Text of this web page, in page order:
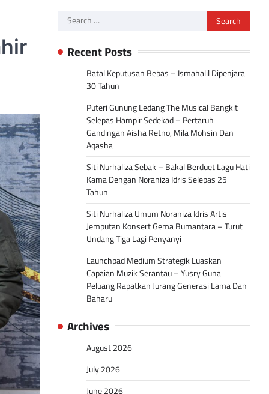
Search
Recent Posts
Batal Keputusan Bebas – Ismahalil Dipenjara
30 Tahun
Puteri Gunung Ledang The Musical Bangkit
Selepas Hampir Sedekad – Pertaruh
Gandingan Aisha Retno, Mila Mohsin Dan
Aqasha
Siti Nurhaliza Sebak – Bakal Berduet Lagu Hati
Kama Dengan Noraniza Idris Selepas 25
Tahun
Siti Nurhaliza Umum Noraniza Idris Artis
Jemputan Konsert Gema Bumantara – Turut
Undang Tiga Lagi Penyanyi
Launchpad Medium Strategik Luaskan
Capaian Muzik Serantau – Yusry Guna
Peluang Rapatkan Jurang Generasi Lama Dan
Baharu
Archives
August 2026
July 2026
June 2026